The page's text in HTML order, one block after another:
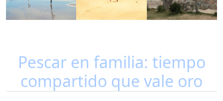
Pescar en familia: tiempo
compartido que vale oro